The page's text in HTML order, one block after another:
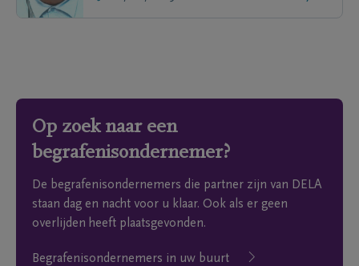
Op zoek naar een
begrafenisondernemer?
De begrafenisondernemers die partner zijn van DELA
staan dag en nacht voor u klaar. Ook als er geen
overlijden heeft plaatsgevonden.
Begrafenisondernemers in uw buurt